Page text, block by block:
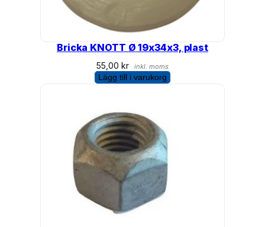
Bricka KNOTT Ø 19x34x3, plast
55,00kr inkl. moms
Lägg till i varukorg